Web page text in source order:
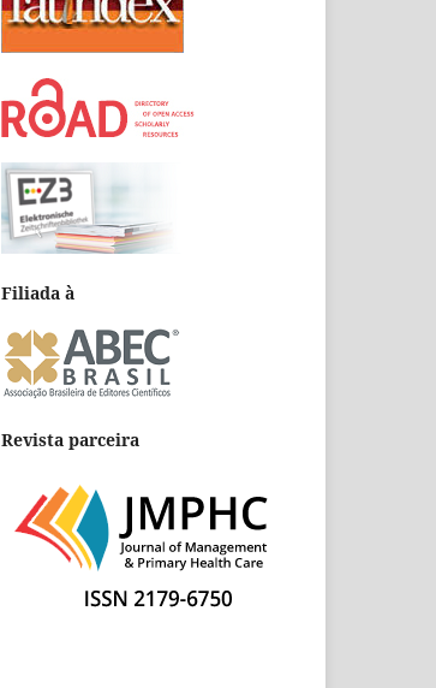
Filiada à
Revista parceira